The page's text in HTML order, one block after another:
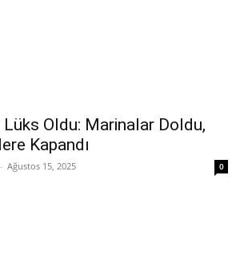
Lüks Oldu: Marinalar Doldu,
Kapandı
- Ağustos 15, 2025 0